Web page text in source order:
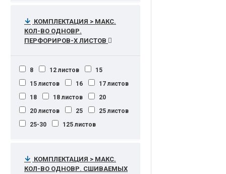
КОМПЛЕКТАЦИЯ > МАКС.
КОЛ-ВО ОДНОВР.
ПЕРФОРИРОВ-Х ЛИСТОВ
8 12 листов
15
15 листов
16
17 листов
18
18 листов
20
20 листов
25
25 листов
25-30
125 листов
КОМПЛЕКТАЦИЯ > МАКС.
КОЛ-ВО ОДНОВР. СШИВАЕМЫХ